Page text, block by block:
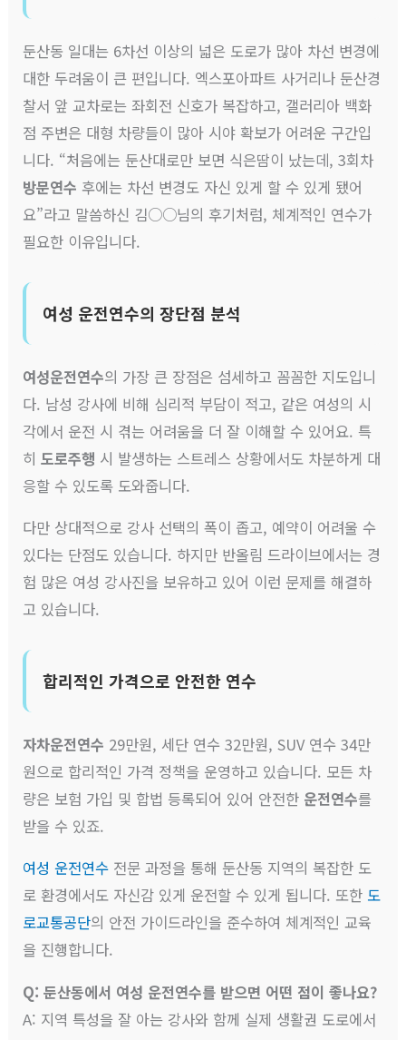
둔산동 일대는 6차선 이상의 넓은 도로가 많아 차선 변경에
대한 두려움이 큰 편입니다. 엑스포아파트 사거리나 둔산경
찰서 앞 교차로는 좌회전 신호가 복잡하고, 갤러리아 백화
점 주변은 대형 차량들이 많아 시야 확보가 어려운 구간입
니다. “처음에는 둔산대로만 보면 식은땀이 났는데, 3회차
방문연수 후에는 차선 변경도 자신 있게 할 수 있게 됐어
요”라고 말씀하신 김○○님의 후기처럼, 체계적인 연수가
필요한 이유입니다.
여성 운전연수의 장단점 분석
여성운전연수의 가장 큰 장점은 섬세하고 꼼꼼한 지도입니
다. 남성 강사에 비해 심리적 부담이 적고, 같은 여성의 시
각에서 운전 시 겪는 어려움을 더 잘 이해할 수 있어요. 특
히도로주행 시 발생하는 스트레스 상황에서도 차분하게 대
응할 수 있도록 도와줍니다.
다만 상대적으로 강사 선택의 폭이 좁고, 예약이 어려울 수
있다는 단점도 있습니다. 하지만 반올림 드라이브에서는 경
험 많은 여성 강사진을 보유하고 있어 이런 문제를 해결하
고 있습니다.
합리적인 가격으로 안전한 연수
자차운전연수 29만원, 세단 연수 32만원, SUV 연수 34만
원으로 합리적인 가격 정책을 운영하고 있습니다. 모든 차
량은 보험 가입 및 합법 등록되어 있어 안전한 운전연수를
받을 수 있죠.
여성 운전연수 전문 과정을 통해 둔산동 지역의 복잡한 도
로 환경에서도 자신감 있게 운전할 수 있게 됩니다. 또한 도
로교통공단의 안전 가이드라인을 준수하여 체계적인 교육
을 진행합니다.
Q: 둔산동에서 여성 운전연수를 받으면 어떤 점이 좋나요?
A: 지역 특성을 잘 아는 강사와 함께 실제 생활권 도로에서